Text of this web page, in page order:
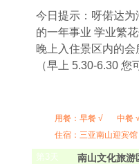
今日提示：呀偌达
的一年事业 学业繁花
晚上入住景区内的
（早上 5.30-6.30 您
用餐： 早餐 √ 中餐
住宿：三亚南山迎宾
第3天 南山文化旅游